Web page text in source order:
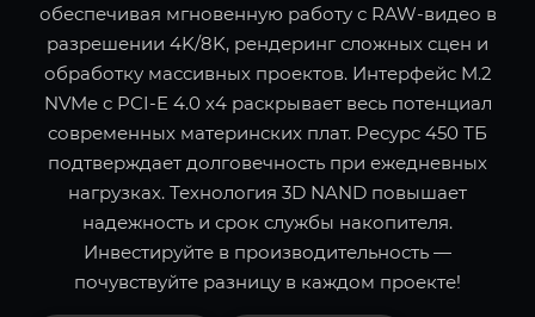
обеспечивая мгновенную работу с RAW-видео в
разрешении 4K/8K, рендеринг сложных сцен и
обработку массивных проектов. Интерфейс M.2
NVMe с PCI-E 4.0 x4 раскрывает весь потенциал
современных материнских плат. Ресурс 450 ТБ
подтверждает долговечность при ежедневных
нагрузках. Технология 3D NAND повышает
надежность и срок службы накопителя.
Инвестируйте в производительность —
почувствуйте разницу в каждом проекте!